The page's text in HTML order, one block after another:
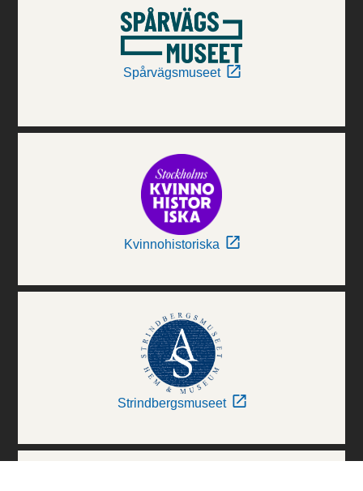
Spårvägsmuseet
Kvinnohistoriska
Strindbergsmuseet